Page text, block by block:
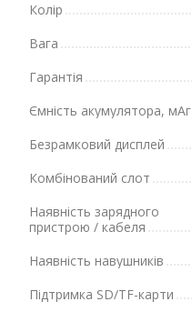
Колір
Вага
Гарантія
Ємність акумулятора, мАг
Безрамковий дисплей
Комбінований слот
Наявність зарядного
пристрою / кабеля
Наявність навушників
Підтримка SD/TF-карти